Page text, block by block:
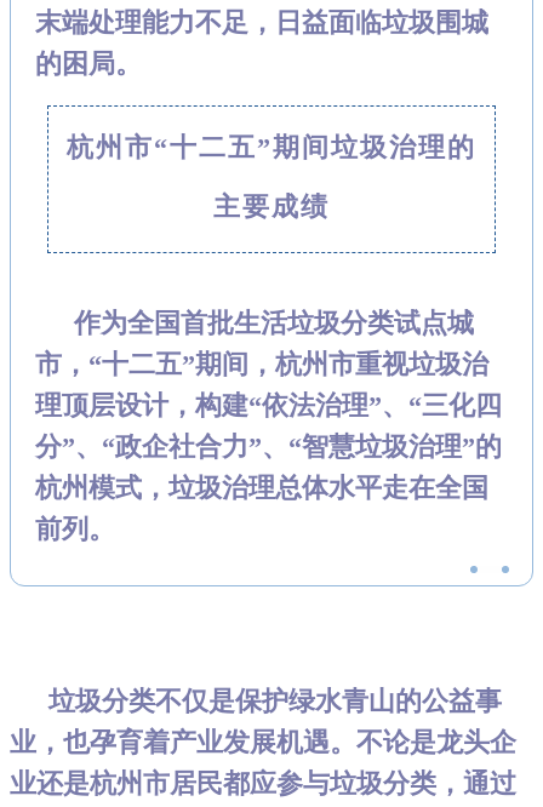
末端处理能力不足，日益面临垃圾围城
的困局。
杭州市“十二五”期间垃圾治理的
主要成绩
作为全国首批生活垃圾分类试点城
市，“十二五”期间，杭州市重视垃圾治
理顶层设计，构建“依法治理”、“三化四
分”、“政企社合力”、“智慧垃圾治理”的
杭州模式，垃圾治理总体水平走在全国
前列。
垃圾分类不仅是保护绿水青山的公益事
业，也孕育着产业发展机遇。不论是龙头企
业还是杭州市居民都应参与垃圾分类，通过